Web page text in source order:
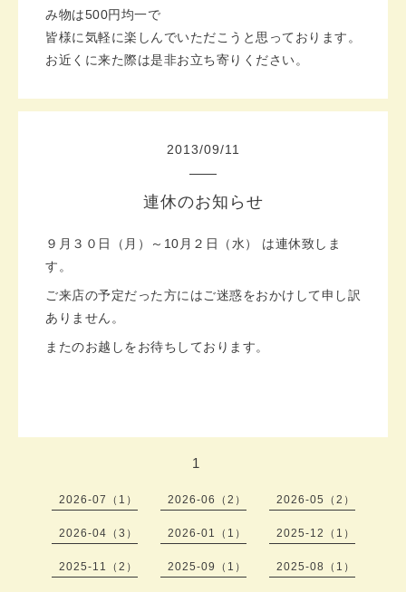
み物は500円均一で
皆様に気軽に楽しんでいただこうと思っております。
お近くに来た際は是非お立ち寄りください。
2013/09/11
連休のお知らせ
９月３０日（月）～10月２日（水） は連休致しま
す。
ご来店の予定だった方にはご迷惑をおかけして申し訳
ありません。
またのお越しをお待ちしております。
1
2026-07（1） 2026-06（2） 2026-05（2）
2026-04（3） 2026-01（1） 2025-12（1）
2025-11（2） 2025-09（1） 2025-08（1）